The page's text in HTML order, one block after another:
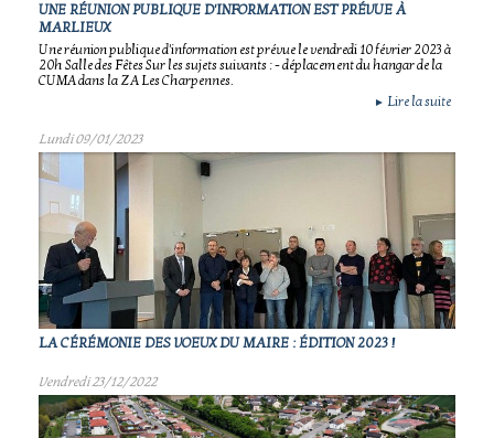
UNE RÉUNION PUBLIQUE D'INFORMATION EST PRÉVUE À
MARLIEUX
Une réunion publique d'information est prévue le vendredi 10 février 2023 à
20h Salle des Fêtes Sur les sujets suivants : - déplacement du hangar de la
CUMA dans la ZA Les Charpennes.
► Lire la suite
Lundi 09/01/2023
LA CÉRÉMONIE DES VOEUX DU MAIRE : ÉDITION 2023 !
Vendredi 23/12/2022